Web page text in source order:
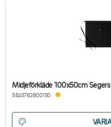
Midjeförkläde 100x50cm
SE45762800150